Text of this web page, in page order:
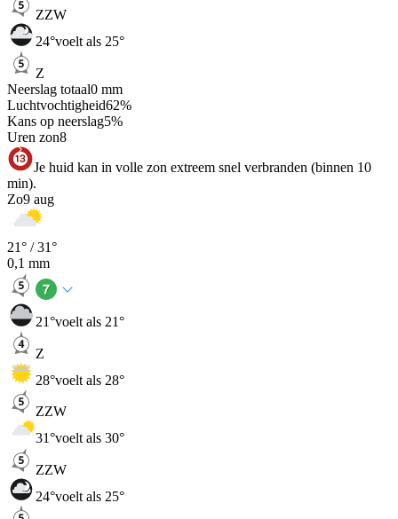
ZZW
24°voelt als 25°
Z
Neerslag totaal0 mm
Luchtvochtigheid62%
Kans op neerslag5%
Uren zon8
Je huid kan in volle zon extreem snel verbranden (binnen 10
min).
Zo9 aug
21° /31°
0,1 mm
21°voelt als 21°
Z
28°voelt als 28°
ZZW
31°voelt als 30°
ZZW
24°voelt als 25°